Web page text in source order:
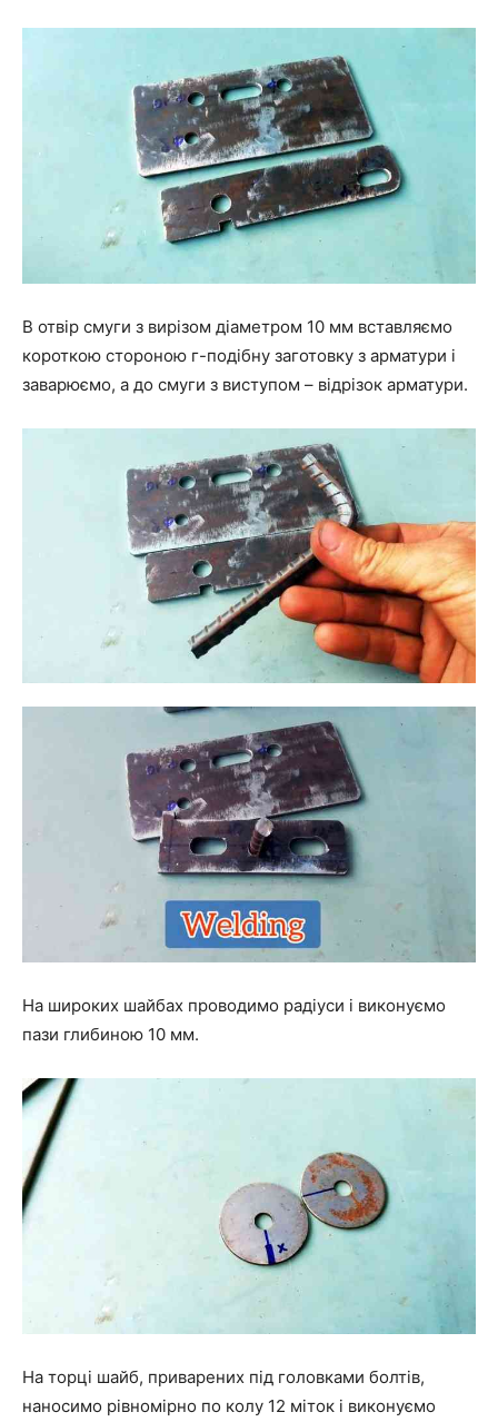
В отвір смуги з вирізом діаметром 10 мм вставляємо
короткою стороною г-подібну заготовку з арматури і
заварюємо, а до смуги з виступом – відрізок арматури.
На широких шайбах проводимо радіуси і виконуємо
пази глибиною 10 мм.
На торці шайб, приварених під головками болтів,
наносимо рівномірно по колу 12 міток і виконуємо